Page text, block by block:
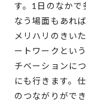
す。1日のなかで
なう場面もあれ
メリハリのきい
ートワークとい
チベーションに
にも行きます。
のつながりがで